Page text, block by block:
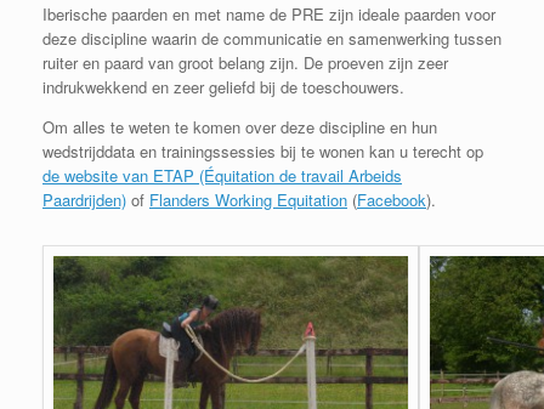
Iberische paarden en met name de PRE zijn ideale paarden voor
deze discipline waarin de communicatie en samenwerking tussen
ruiter en paard van groot belang zijn. De proeven zijn zeer
indrukwekkend en zeer geliefd bij de toeschouwers.
Om alles te weten te komen over deze discipline en hun
wedstrijddata en trainingssessies bij te wonen kan u terecht op
de website van ETAP (Équitation de travail Arbeids
Paardrijden) of Flanders Working Equitation (Facebook).